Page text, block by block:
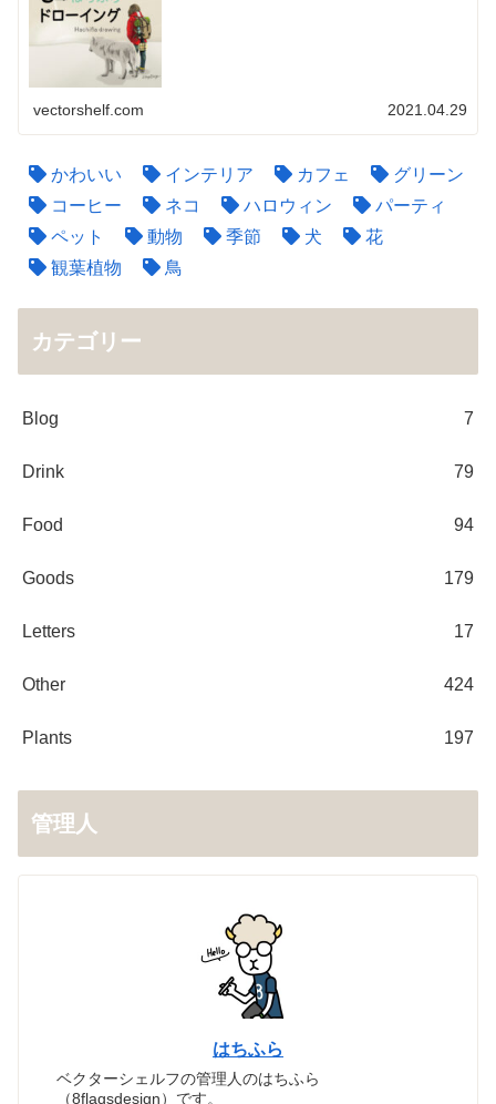
vectorshelf.com 2021.04.29
かわいい インテリア カフェ
グリーン
コーヒー
ネコ ハロウィン
パーティ
ペット
動物 季節 犬
花
観葉植物
鳥
カテゴリー
Blog 7
Drink 79
Food 94
Goods 179
Letters 17
Other 424
Plants 197
管理人
はちふら
ベクターシェルフの管理人のはちふら
（8flagsdesign）です。